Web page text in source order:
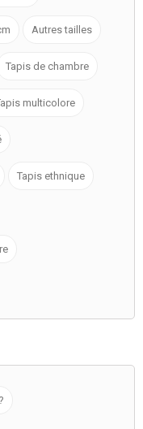
Autres tailles
Tapis de chambre
multicolore
Tapis ethnique